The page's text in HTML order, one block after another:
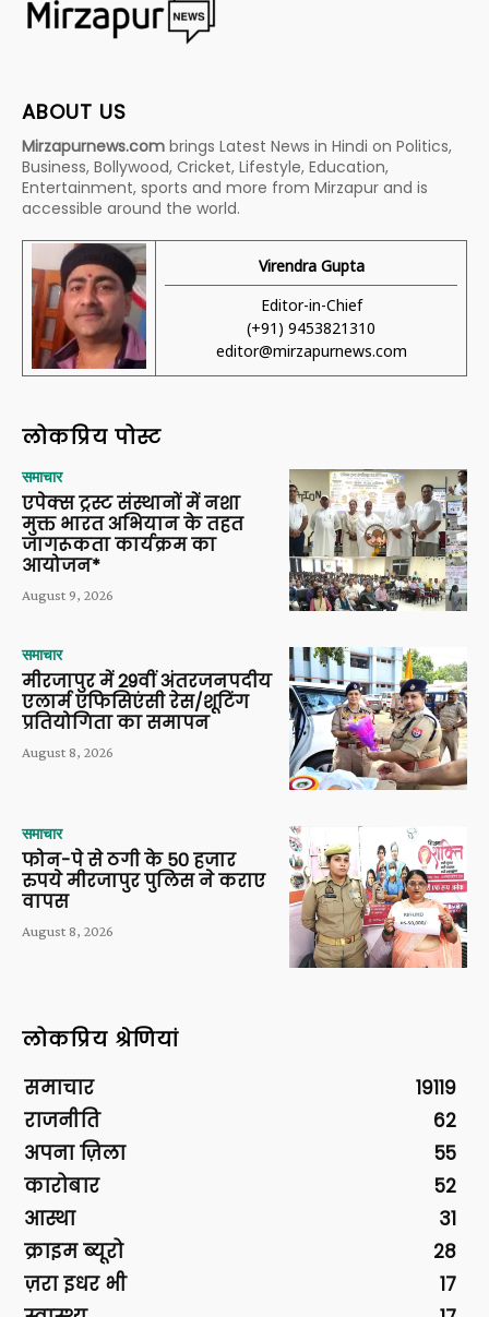
ABOUT US
Mirzapurnews.com brings Latest News in Hindi on Politics,
Business, Bollywood, Cricket, Lifestyle, Education,
Entertainment, sports and more from Mirzapur and is
accessible around the world.
Virendra Gupta
Editor-in-Chief
(+91) 9453821310
editor@mirzapurnews.com
लोकप्रिय पोस्ट
समाचार
एपेक्स ट्रस्ट संस्थानों में नशा
मुक्त भारत अभियान के तहत
जागरूकता कार्यक्रम का
आयोजन*
August 9, 2026
समाचार
मीरजापुर में 29वीं अंतरजनपदीय
एलार्म एफिसिएंसी रेस/शूटिंग
प्रतियोगिता का समापन
August 8, 2026
समाचार
फोन-पे से ठगी के 50 हजार
रुपये मीरजापुर पुलिस ने कराए
वापस
August 8, 2026
लोकप्रिय श्रेणियां
समाचार
19119
राजनीति
62
अपना ज़िला
55
कारोबार
52
आस्था
31
क्राइम ब्यूरो
28
ज़रा इधर भी
17